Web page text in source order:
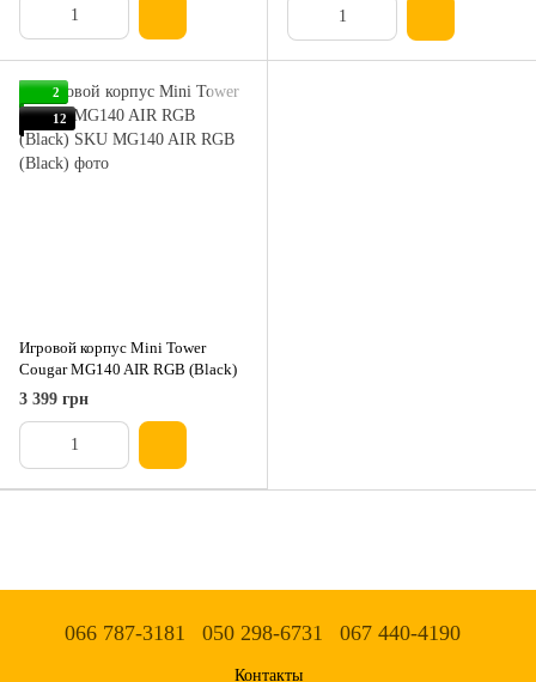
2
12
Игровой корпус Mini Tower
Cougar MG140 AIR RGB (Black)
3 399 грн
066 787-3181 050 298-6731 067 440-4190
Контакты